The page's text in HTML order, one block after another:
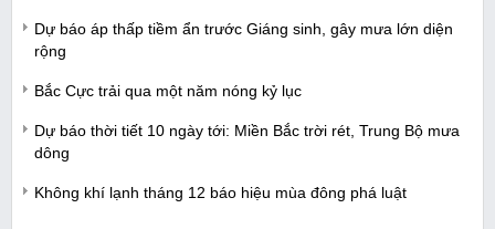
Dự báo áp thấp tiềm ẩn trước Giáng sinh, gây mưa lớn diện
rộng
Bắc Cực trải qua một năm nóng kỷ lục
Dự báo thời tiết 10 ngày tới: Miền Bắc trời rét, Trung Bộ mưa
dông
Không khí lạnh tháng 12 báo hiệu mùa đông phá luật